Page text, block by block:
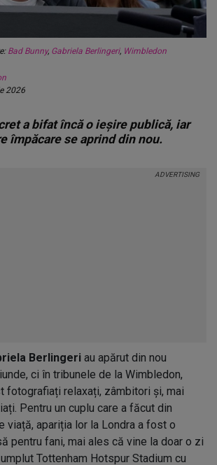
Bad Bunny, Gabriela Berlingeri, Wimbledon
2026
a bifat încă o ieșire publică, iar
împăcare se aprind din nou.
Berlingeri au apărut din nou
ci în tribunele de la Wimbledon,
fotografiați relaxați, zâmbitori și, mai
Pentru un cuplu care a făcut din
viață, apariția lor la Londra a fost o
pentru fani, mai ales că vine la doar o zi
Tottenham Hotspur Stadium cu